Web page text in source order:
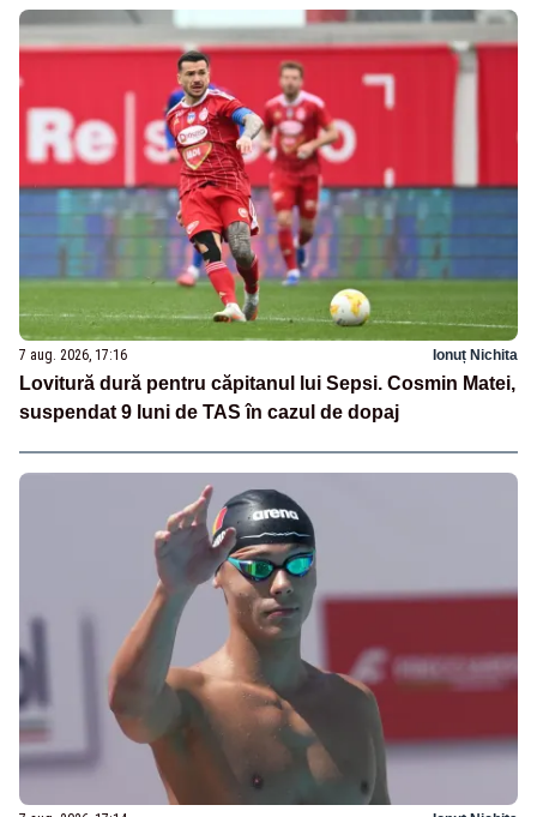
7 aug. 2026, 17:16 Ionuț Nichita
Lovitură dură pentru căpitanul lui Sepsi. Cosmin Matei,
suspendat 9 luni de TAS în cazul de dopaj